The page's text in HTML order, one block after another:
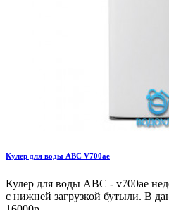
Кулер для воды ABC V700ae
Кулер для воды ABC - v700ae
с нижней загрузкой бутыли. В